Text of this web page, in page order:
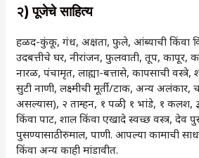
२)पूजेचे साहित्य
हळद-कुंकू, गंध, अक्षता, फुले, आंब्याची किंवा
उदबत्तीचे घर, नीरांजन, फुलवाती, तूप, कापूर,
नारळ, पंचामृत, लाह्या-बत्तासे, कापसाची
सुटी नाणी, लक्ष्मीची मूर्ती/टाक, अन्य अलंकार,
असल्यास), २ ताम्हन, १ पळी, १ भांडे, १ कलश,
किंवा पाट, शाल किंवा एखादे स्वच्छ वस्त्र, देव
पुसण्यासाठी रुमाल, पाणी. आपल्या कामाची
किंवा अन्य काही मांडावीत.